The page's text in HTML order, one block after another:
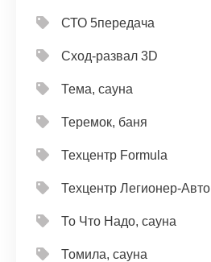
СТО 5передача
Сход-развал 3D
Тема, сауна
Теремок, баня
Техцентр Formula
Техцентр Легионер-Авто
То Что Надо, сауна
Томила, сауна